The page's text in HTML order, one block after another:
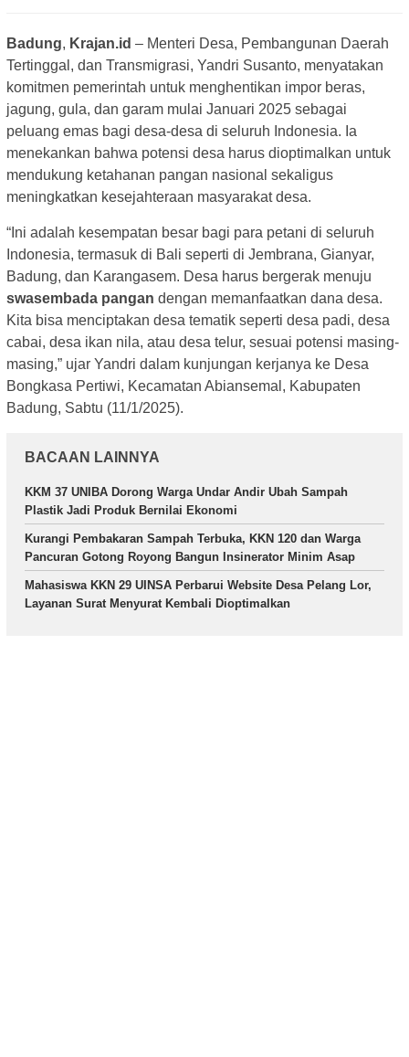
Badung, Krajan.id – Menteri Desa, Pembangunan Daerah
Tertinggal, dan Transmigrasi, Yandri Susanto, menyatakan
komitmen pemerintah untuk menghentikan impor beras,
jagung, gula, dan garam mulai Januari 2025 sebagai
peluang emas bagi desa-desa di seluruh Indonesia. Ia
menekankan bahwa potensi desa harus dioptimalkan untuk
mendukung ketahanan pangan nasional sekaligus
meningkatkan kesejahteraan masyarakat desa.
“Ini adalah kesempatan besar bagi para petani di seluruh
Indonesia, termasuk di Bali seperti di Jembrana, Gianyar,
Badung, dan Karangasem. Desa harus bergerak menuju
swasembada pangan dengan memanfaatkan dana desa.
Kita bisa menciptakan desa tematik seperti desa padi, desa
cabai, desa ikan nila, atau desa telur, sesuai potensi masing-
masing,” ujar Yandri dalam kunjungan kerjanya ke Desa
Bongkasa Pertiwi, Kecamatan Abiansemal, Kabupaten
Badung, Sabtu (11/1/2025).
BACAAN LAINNYA
KKM 37 UNIBA Dorong Warga Undar Andir Ubah Sampah
Plastik Jadi Produk Bernilai Ekonomi
Kurangi Pembakaran Sampah Terbuka, KKN 120 dan Warga
Pancuran Gotong Royong Bangun Insinerator Minim Asap
Mahasiswa KKN 29 UINSA Perbarui Website Desa Pelang Lor,
Layanan Surat Menyurat Kembali Dioptimalkan